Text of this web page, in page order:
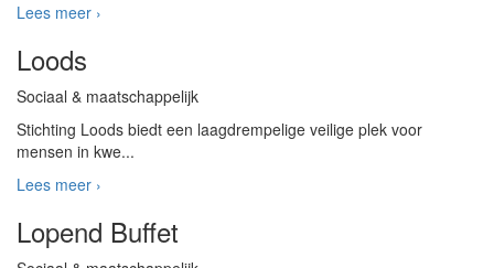
Lees meer ›
Loods
Sociaal & maatschappelijk
Stichting Loods biedt een laagdrempelige veilige plek voor
mensen in kwe...
Lees meer ›
Lopend Buffet